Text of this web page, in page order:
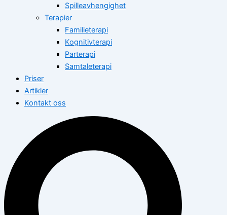
Spilleavhengighet
Terapier
Familieterapi
Kognitivterapi
Parterapi
Samtaleterapi
Priser
Artikler
Kontakt oss